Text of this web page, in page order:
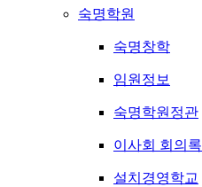
숙명학원
숙명창학
임원정보
숙명학원정관
이사회 회의록
설치경영학교